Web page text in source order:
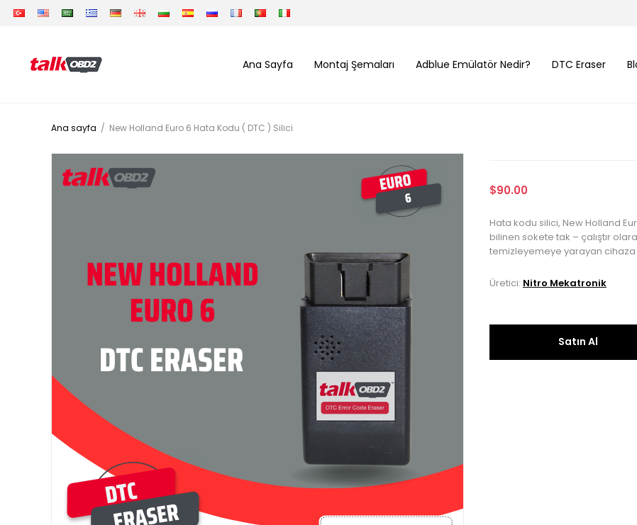
Ana Sayfa Montaj Şemaları Adblue Emülatör Nedir? DTC Eraser
Ana sayfa / New Holland Euro 6 Hata Kodu ( DTC ) Silici
$90.00
Hata kodu silici, New Holland
bilinen sokete tak – çalıştır
temizleyemeye yarayan cihaza
Üretici: Nitro Mekatronik
Satın Al